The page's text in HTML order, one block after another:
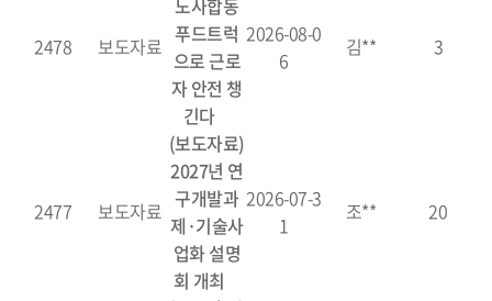
2478 보도자료
노사합동
푸드트럭
으로 근로
자 안전 챙
긴다
2026-08-0
6
김** 3
2477 보도자료
(보도자료)
2027년 연
구개발과
제·기술사
업화 설명
회 개최
2026-07-3
1
조** 20